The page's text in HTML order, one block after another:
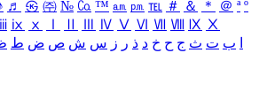
♬ ㉿ ㈜ № ㏇ ™ ㏂ ㏘ ℡ ＃ ＆ ＊ ＠ ª º
ⅸ ⅹ Ⅳ Ⅴ Ⅵ Ⅶ Ⅷ Ⅸ Ⅹ
ب ت ث ج ح خ د ذ ر ز س ش ص ض ط